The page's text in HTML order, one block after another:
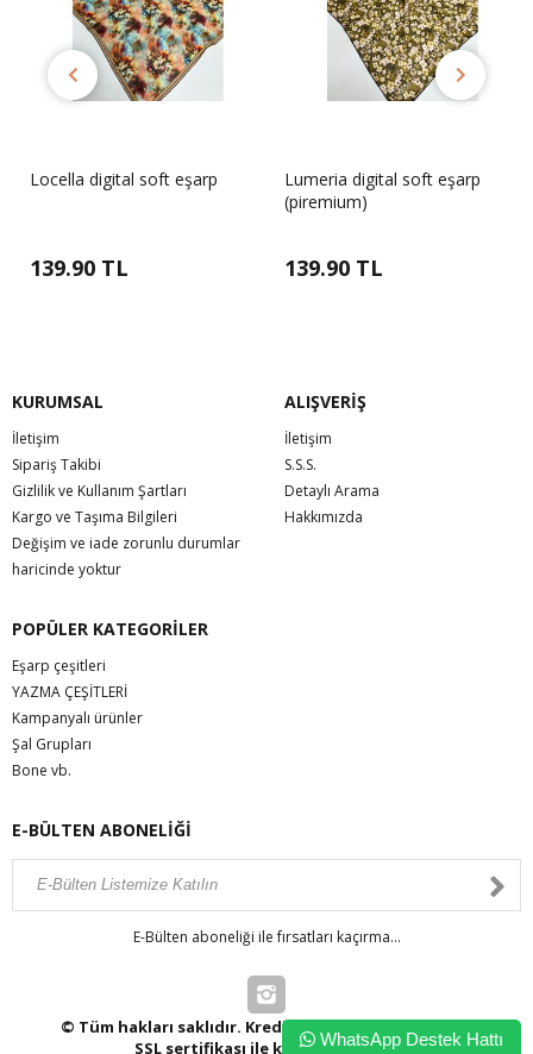
Locella digital soft eşarp
139.90 TL
Lumeria digital soft eşarp
(piremium)
139.90 TL
KURUMSAL
İletişim
Sipariş Takibi
Gizlilik ve Kullanım Şartları
Kargo ve Taşıma Bilgileri
Değişim ve iade zorunlu durumlar
haricinde yoktur
ALIŞVERİŞ
İletişim
S.S.S.
Detaylı Arama
Hakkımızda
POPÜLER KATEGORİLER
Eşarp çeşitleri
YAZMA ÇEŞİTLERİ
Kampanyalı ürünler
Şal Grupları
Bone vb.
E-BÜLTEN ABONELİĞİ
E-Bülten aboneliği ile fırsatları kaçırma...
© Tüm hakları saklıdır. Kredi kartı bilgileriniz 256bit
SSL sertifikası ile korunmaktadır.WhatsApp Destek Hattı